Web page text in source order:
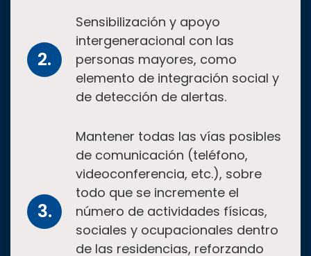
Sensibilización y apoyo
intergeneracional con las
personas mayores, como
elemento de integración social y
de detección de alertas.
Mantener todas las vías posibles
de comunicación (teléfono,
videoconferencia, etc.), sobre
todo que se incremente el
número de actividades físicas,
sociales y ocupacionales dentro
de las residencias, reforzando